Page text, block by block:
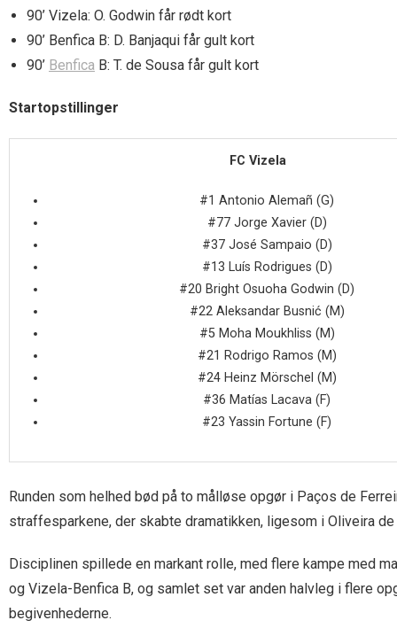
90’ Vizela: O. Godwin får rødt kort
90’ Benfica B: D. Banjaqui får gult kort
90’ Benfica B: T. de Sousa får gult kort
Startopstillinger
FC Vizela
#1 Antonio Alemañ (G)
#77 Jorge Xavier (D)
#37 José Sampaio (D)
#13 Luís Rodrigues (D)
#20 Bright Osuoha Godwin (D)
#22 Aleksandar Busnić (M)
#5 Moha Moukhliss (M)
#21 Rodrigo Ramos (M)
#24 Heinz Mörschel (M)
#36 Matías Lacava (F)
#23 Yassin Fortune (F)
Runden som helhed bød på to målløse opgør i Paços de
straffesparkene, der skabte dramatikken, ligesom i Oliveira
Disciplinen spillede en markant rolle, med flere kampe med
og Vizela-Benfica B, og samlet set var anden halvleg i flere
begivenhederne.